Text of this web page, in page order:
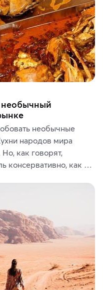
необычный
необычные
народов мира
как говорят,
консервативно, как в